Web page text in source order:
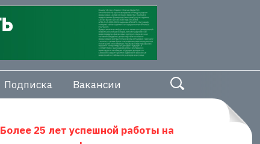
Подписка Вакансии
Более 25 лет успешной работы на